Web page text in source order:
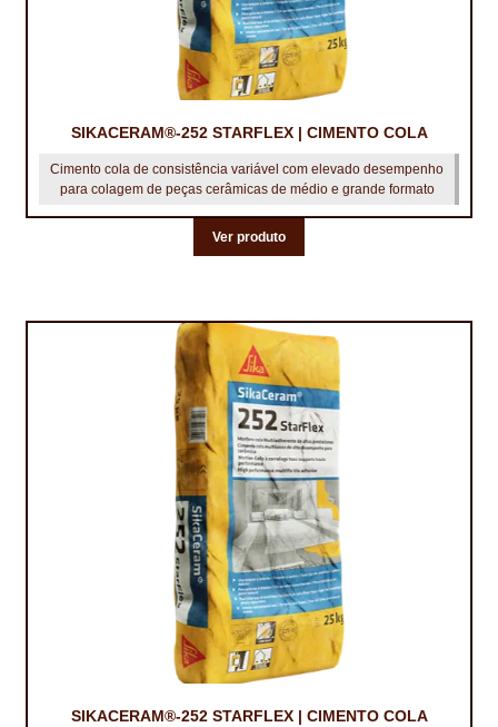
SIKACERAM®-252 STARFLEX | CIMENTO COLA
Cimento cola de consistência variável com elevado desempenho
para colagem de peças cerâmicas de médio e grande formato
Ver produto
SIKACERAM®-252 STARFLEX | CIMENTO COLA